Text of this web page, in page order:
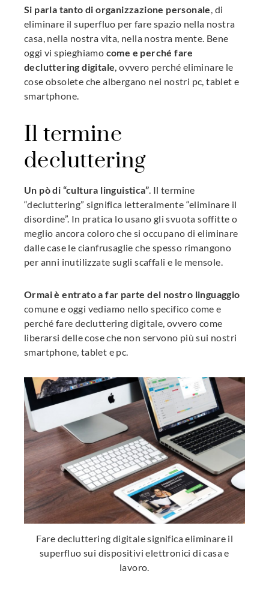
Si parla tanto di organizzazione personale , di
eliminare il superfluo per fare spazio nella nostra
casa, nella nostra vita, nella nostra mente. Bene
oggi vi spieghiamo come e perché fare
decluttering digitale , ovvero perché eliminare le
cose obsolete che albergano nei nostri pc, tablet e
smartphone.
Il termine
decluttering
Un pò di “cultura linguistica” . Il termine
“decluttering” significa letteralmente “eliminare il
disordine”. In pratica lo usano gli svuota soffitte o
meglio ancora coloro che si occupano di eliminare
dalle case le cianfrusaglie che spesso rimangono
per anni inutilizzate sugli scaffali e le mensole.
Ormai è entrato a far parte del nostro linguaggio
comune e oggi vediamo nello specifico come e
perché fare decluttering digitale, ovvero come
liberarsi delle cose che non servono più sui nostri
smartphone, tablet e pc.
Fare decluttering digitale significa eliminare il
superfluo sui dispositivi elettronici di casa e
lavoro.